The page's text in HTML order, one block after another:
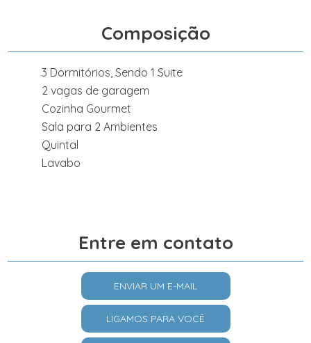
Composição
3 Dormitórios, Sendo 1 Suite
2 vagas de garagem
Cozinha Gourmet
Sala para 2 Ambientes
Quintal
Lavabo
Entre em contato
ENVIAR UM E-MAIL
LIGAMOS PARA VOCÊ